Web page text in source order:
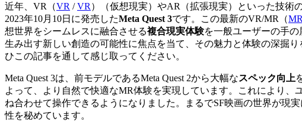
近年、 VR（VR /VR ）
（仮想現実）やAR（拡張現実）といった技
2023年10月10日に発売したMeta Quest 3です。この最新のVR/MR（MR
想世界をシームレスに融合させる複合現実体験を一般ユーザーの手の
生み出す新しい創造の可能性に焦点を当て、その魅力と体験の深掘
ひこの記事を通して感じ取ってください。
Meta Quest 3は、前モデルであるMeta Quest 2から大幅なスペック向上
よって、より自然で快適なMR体験を実現しています。これにより
ね合わせて操作できるようになりました。まるでSF映画の世界が現
性を秘めています。